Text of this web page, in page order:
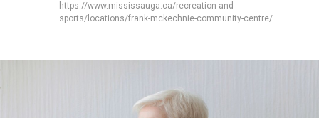
https://www.mississauga.ca/recreation-and-
sports/locations/frank-mckechnie-community-centre/